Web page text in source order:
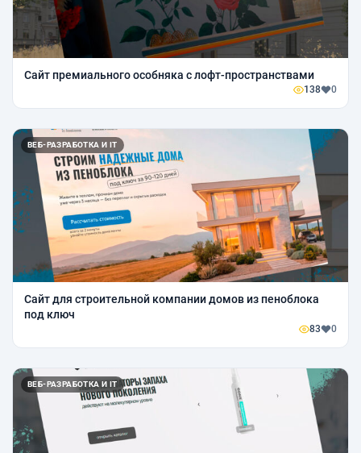
Сайт премиального особняка с лофт-пространствами
138 0
ВЕБ-РАЗРАБОТКА И IT
Сайт для строительной компании домов из пеноблока
под ключ
83 0
ВЕБ-РАЗРАБОТКА И IT